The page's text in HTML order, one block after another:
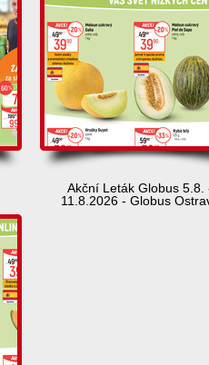
Akční Leták Globus 5.8.
11.8.2026 - Globus